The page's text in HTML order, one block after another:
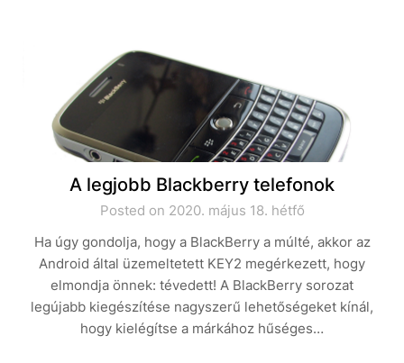
A legjobb Blackberry telefonok
Posted on 2020. május 18. hétfő
Ha úgy gondolja, hogy a BlackBerry a múlté, akkor az
Android által üzemeltetett KEY2 megérkezett, hogy
elmondja önnek: tévedett! A BlackBerry sorozat
legújabb kiegészítése nagyszerű lehetőségeket kínál,
hogy kielégítse a márkához hűséges…